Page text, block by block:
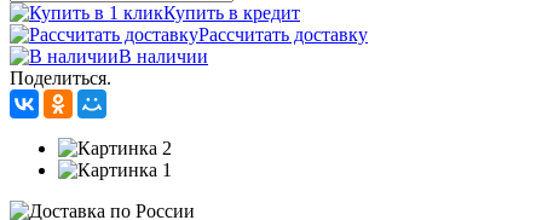
Купить в кредит
Рассчитать доставку
В наличии
Поделиться.